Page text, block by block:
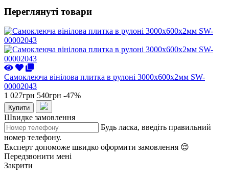
Переглянуті товари
Самоклеюча вінілова плитка в рулоні 3000х600х2мм SW-
00002043
1 027грн 540грн -47%
Купити
Швидке замовлення
Будь ласка, введіть правильний
номер телефону.
Експерт допоможе швидко оформити замовлення 😌
Передзвонити мені
Закрити